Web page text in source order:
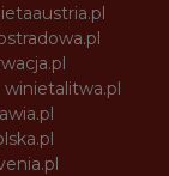
winietalitwa.pl